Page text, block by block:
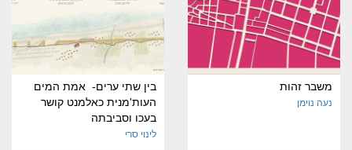
משבר זהות
נעה נוימן
בין שתי ערים- אמת המים
העות'מנית כאלמנט קושר
בעכו וסביבתה
לינוי סרי